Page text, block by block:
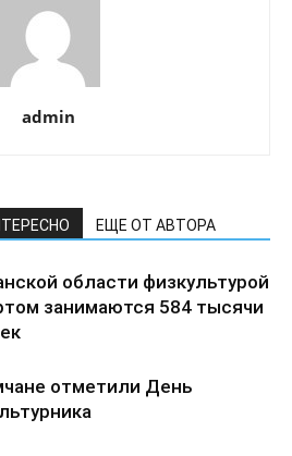
admin
ЕЩЕ ОТ АВТОРА
области физкультурой
занимаются 584 тысячи
отметили День